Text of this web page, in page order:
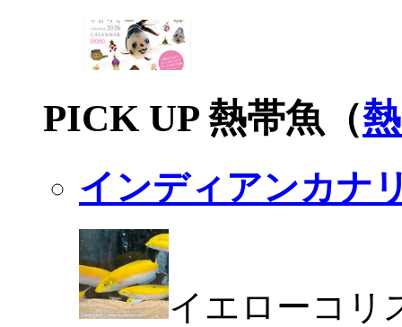
PICK UP 熱帯魚（
インディアンカナ
イエローコリ